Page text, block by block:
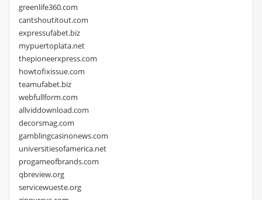
greenlife360.com
cantshoutitout.com
expressufabet.biz
mypuertoplata.net
thepioneerxpress.com
howtofixissue.com
teamufabet.biz
webfullform.com
allviddownload.com
decorsmag.com
gamblingcasinonews.com
universitiesofamerica.net
progameofbrands.com
qbreview.org
servicewueste.org